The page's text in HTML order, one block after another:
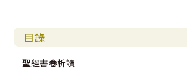
目錄
聖經書卷析讀